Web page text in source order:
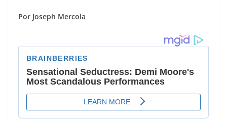
Por Joseph Mercola